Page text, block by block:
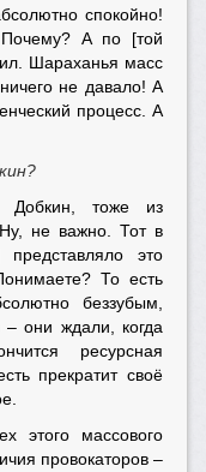
спокойно!
Почему? А по [той
Шараханья масс
не давало! А
процесс. А
Добкин, тоже из
не важно. Тот в
это
То есть
беззубым,
они ждали, когда
ресурсная
прекратит своё
этого массового
провокаторов –